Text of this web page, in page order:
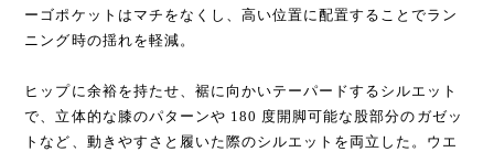
ーゴポケットはマチをなくし、高い位置に配置することでラン
ニング時の揺れを軽減。
ヒップに余裕を持たせ、裾に向かいテーパードするシルエット
で、立体的な膝のパターンや 180 度開脚可能な股部分のガゼッ
トなど、動きやすさと履いた際のシルエットを両立した。ウエ